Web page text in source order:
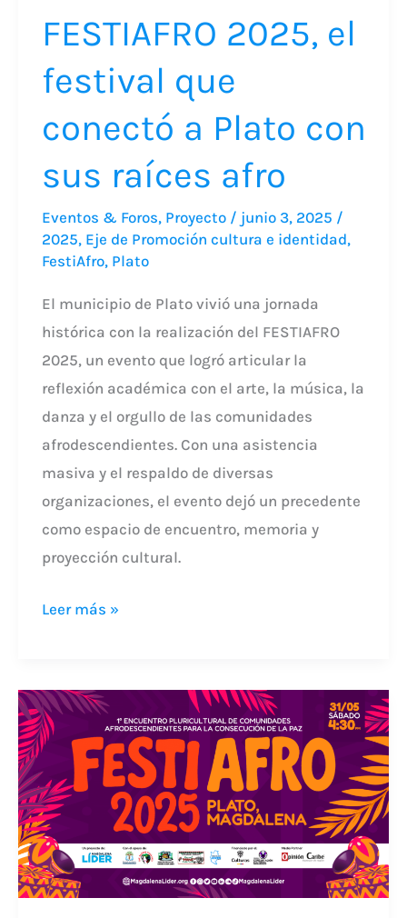
FESTIAFRO 2025, el
festival que
conectó a Plato con
sus raíces afro
Eventos & Foros, Proyecto/ junio 3, 2025 /
2025, Eje de Promoción cultura e identidad,
FestiAfro, Plato
El municipio de Plato vivió una jornada
histórica con la realización del FESTIAFRO
2025, un evento que logró articular la
reflexión académica con el arte, la música, la
danza y el orgullo de las comunidades
afrodescendientes. Con una asistencia
masiva y el respaldo de diversas
organizaciones, el evento dejó un precedente
como espacio de encuentro, memoria y
proyección cultural.
raíces
Leer más »
FESTIAFRO
2025
LLEGA
A
PLATO:
UN
ENCUENTRO
POR